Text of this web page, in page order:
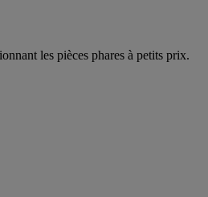
les pièces phares à petits prix.